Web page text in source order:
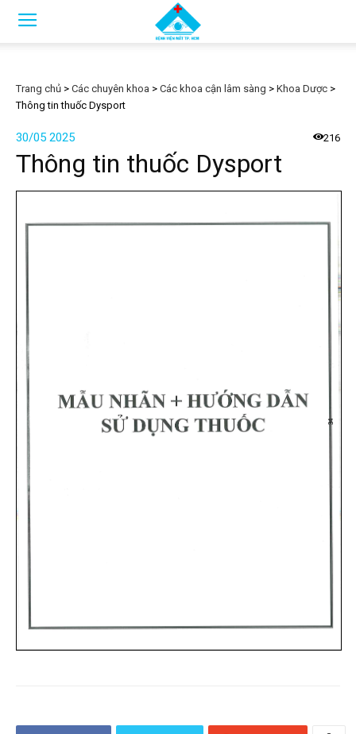
Trang chủ > Các chuyên khoa > Các khoa cận lâm sàng > Khoa Dược >
Thông tin thuốc Dysport
30/05 2025 216
Thông tin thuốc Dysport